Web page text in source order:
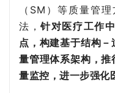
（SM）等质量管
法，针对医疗工作
点，构建基于结构
量管理体系架构，
量监控，进一步强化